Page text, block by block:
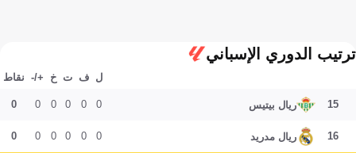
ترتيب الدوري الإسباني
ل ف ت خ +/- نقاط
15 ريال بيتيس 0
0
0
0
0
0
16 ريال مدريد 0
0
0
0
0
0